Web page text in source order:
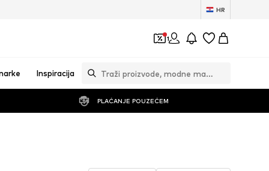
HR
1
Inspiracija
PLAĆANJE POUZEĆEM